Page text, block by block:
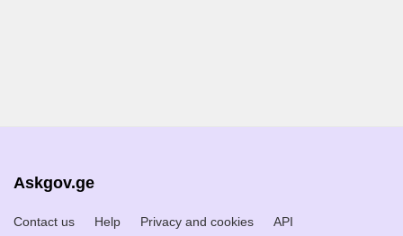
Askgov.ge
Contact us Help Privacy and cookies API